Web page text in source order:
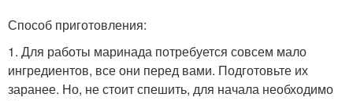
Способ приготовления:
1. Для работы маринада потребуется совсем мало
ингредиентов, все они перед вами. Подготовьте их
заранее. Но, не стоит спешить, для начала необходимо